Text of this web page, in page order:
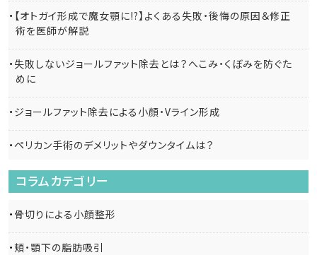
【オトガイ形成で魔女顎に!?】よくある失敗・後悔の原因＆修正
術を医師が解説
失敗しないジョールファット除去とは？へこみ・くぼみを防ぐた
めに
ジョールファット除去による小顔・Vライン形成
ペリカン手術のデメリットやダウンタイムは？
コラムカテゴリー
骨切りによる小顔整形
頬・顎下の脂肪吸引